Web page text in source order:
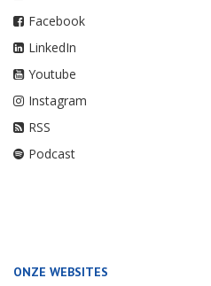
Facebook
LinkedIn
Youtube
Instagram
RSS
Podcast
ONZE WEBSITES